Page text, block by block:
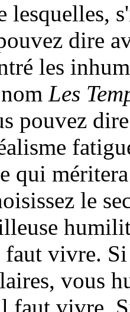
lesquelles,
dire
les
Les
pouvez
qui
le
vivre.
vous